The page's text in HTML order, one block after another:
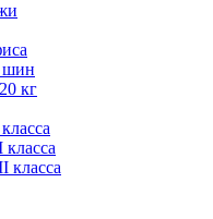
шин
кг
класса